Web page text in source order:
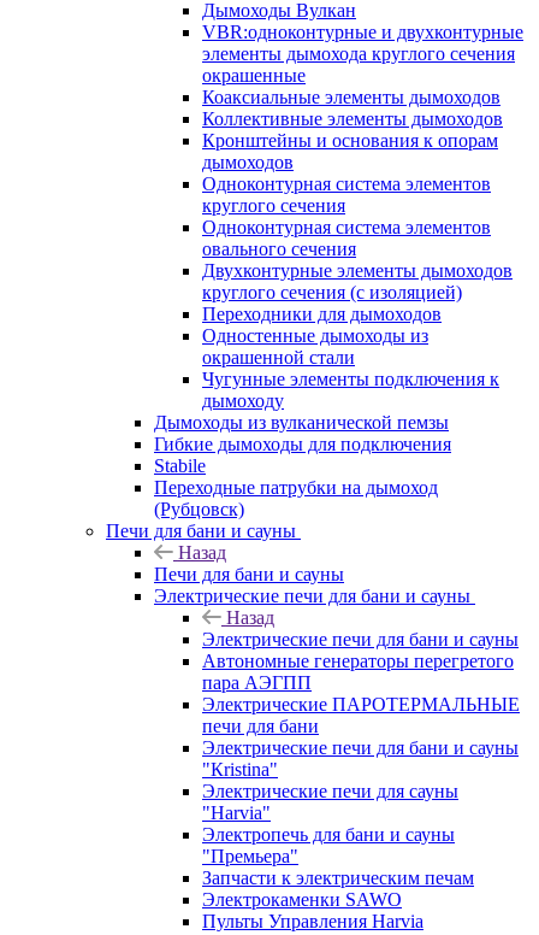
Дымоходы Вулкан
VBR:одноконтурные и двухконтурные
элементы дымохода круглого сечения
окрашенные
Коаксиальные элементы дымоходов
Коллективные элементы дымоходов
Кронштейны и основания к опорам
дымоходов
Одноконтурная система элементов
круглого сечения
Одноконтурная система элементов
овального сечения
Двухконтурные элементы дымоходов
круглого сечения (с изоляцией)
Переходники для дымоходов
Одностенные дымоходы из
окрашенной стали
Чугунные элементы подключения к
дымоходу
Дымоходы из вулканической пемзы
Гибкие дымоходы для подключения
Stabile
Переходные патрубки на дымоход
(Рубцовск)
Печи для бани и сауны
Назад
Печи для бани и сауны
Электрические печи для бани и сауны
Назад
Электрические печи для бани и сауны
Автономные генераторы перегретого
пара АЭГПП
Электрические ПАРОТЕРМАЛЬНЫЕ
печи для бани
Электрические печи для бани и сауны
"Кristina"
Электрические печи для сауны
"Harvia"
Электропечь для бани и сауны
"Премьера"
Запчасти к электрическим печам
Электрокаменки SAWO
Пульты Управления Harvia